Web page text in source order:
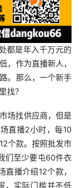
都是年入千万元的
，作为直播新人，
。那么，一个新手
找？
场找供应商，但是
直播2小时，每10
个款。按照批发市
们至少要屯60件衣
播介绍12个款，
，实际门槛并不低